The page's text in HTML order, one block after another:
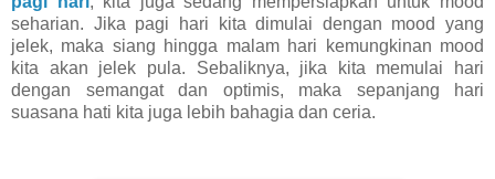
seharian. Jika pagi hari kita dimulai dengan mood yang
jelek, maka siang hingga malam hari kemungkinan mood
kita akan jelek pula. Sebaliknya, jika kita memulai hari
dengan semangat dan optimis, maka sepanjang hari
suasana hati kita juga lebih bahagia dan ceria.